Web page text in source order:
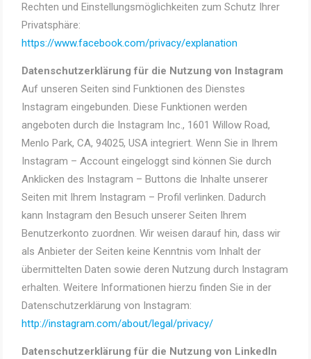
Rechten und Einstellungsmöglichkeiten zum Schutz Ihrer
Privatsphäre:
https://www.facebook.com/privacy/explanation
Datenschutzerklärung für die Nutzung von Instagram
Auf unseren Seiten sind Funktionen des Dienstes
Instagram eingebunden. Diese Funktionen werden
angeboten durch die Instagram Inc., 1601 Willow Road,
Menlo Park, CA, 94025, USA integriert. Wenn Sie in Ihrem
Instagram – Account eingeloggt sind können Sie durch
Anklicken des Instagram – Buttons die Inhalte unserer
Seiten mit Ihrem Instagram – Profil verlinken. Dadurch
kann Instagram den Besuch unserer Seiten Ihrem
Benutzerkonto zuordnen. Wir weisen darauf hin, dass wir
als Anbieter der Seiten keine Kenntnis vom Inhalt der
übermittelten Daten sowie deren Nutzung durch Instagram
erhalten. Weitere Informationen hierzu finden Sie in der
Datenschutzerklärung von Instagram:
http://instagram.com/about/legal/privacy/
Datenschutzerklärung für die Nutzung von LinkedIn